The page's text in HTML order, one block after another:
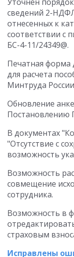
сведений 2-
отнесенных к
соответствии с
БС-4-11/24349@.
Печатная форма
для расчета
Минтруда
Обновление
Постановлению
В документах
"Отсутствие с
возможность
Возможность
совмещение
сотрудника.
Возможность в
страховым
Исправлены